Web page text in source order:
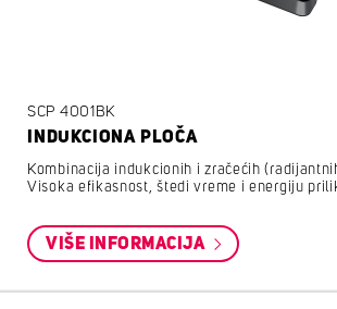
SCP 4001BK
INDUKCIONA PLOČA
Kombinacija indukcionih i zračećih
Visoka efikasnost, štedi vreme i energiju
VIŠE INFORMACIJA